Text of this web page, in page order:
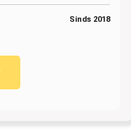
Sinds 2018